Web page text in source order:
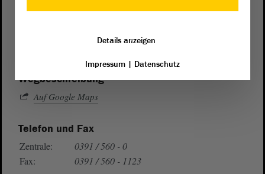
Wegbeschreibung
Auf Google Maps
Telefon und Fax
Zentrale:
0391 / 560 - 0
Fax:
0391 / 560 - 1123
Details anzeigen
Impressum| Datenschutz